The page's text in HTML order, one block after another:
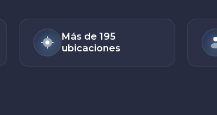
Más de 195
ubicaciones